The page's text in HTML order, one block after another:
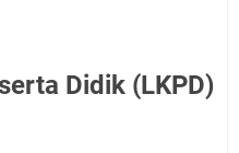
Didik (LKPD)